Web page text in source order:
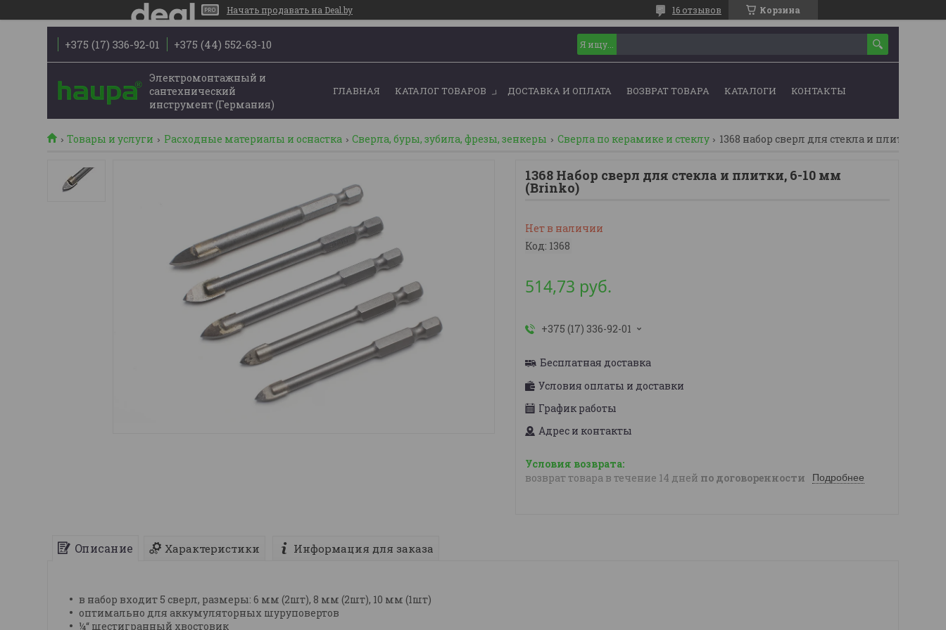
Начать продавать на Deal.by Корзина
16 отзывов
+375 (17) 336-92-01 +375 (44) 552-63-10
Электромонтажный и
сантехнический
инструмент (Германия)
ГЛАВНАЯ КАТАЛОГ ТОВАРОВ ДОСТАВКА И ОПЛАТА ВОЗВРАТ ТОВАРА КАТАЛОГИ КОНТАКТЫ
Товары и услуги Расходные материалы и оснастка Сверла, буры, зубила, фрезы, зенкеры Сверла по керамике и стеклу
1368 Набор сверл для стекла и плитки, 6-10 мм
(Brinko)
Нет в наличии
Код: 1368
514,73 руб.
+375 (17) 336-92-01
Бесплатная доставка
Условия оплаты и доставки
График работы
Адрес и контакты
возврат товара в течение 14 дней по договоренности Подробнее
Описание Характеристики Информация для заказа
в набор входит 5 сверл, размеры: 6 мм (2шт), 8 мм (2шт), 10 мм (1шт)
оптимально для аккумуляторных шуруповертов
¼“ шестигранный хвостовик